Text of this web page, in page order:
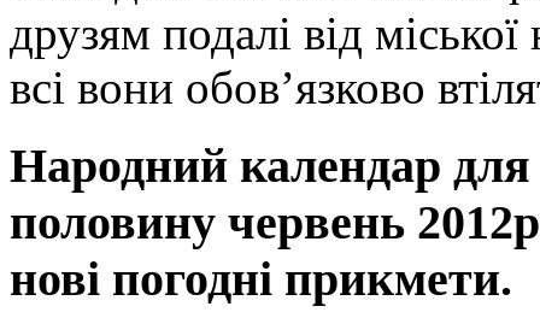
друзям подалі від
всі вони обов’язково
Народний календар
половину червень
нові погодні прикмети.